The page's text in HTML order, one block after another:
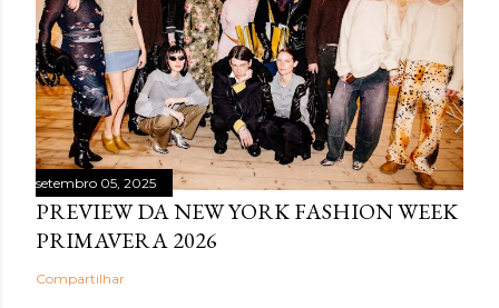
setembro 05, 2025
PREVIEW DA NEW YORK FASHION WEEK
PRIMAVERA 2026
Compartilhar